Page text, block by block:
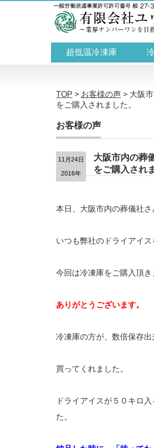
超低温冷凍庫
TOP > お客様の声 > 大阪
をご購入されました。
お客様の声
11月24日
2016年
大阪市内の葬
をご購入され
本日、大阪市内の葬儀社さ
いつも弊社のドライアイス
今回は冷凍庫をご購入頂き
ありがとうございます。
冷凍庫の方が、数倍保存出
買ってくれました。
ドライアイスが５０キロ
た。